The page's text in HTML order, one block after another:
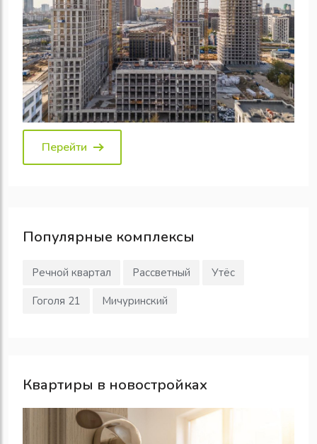
Перейти
Популярные комплексы
Речной квартал Рассветный
Утёс
Гоголя 21
Мичуринский
Квартиры в новостройках